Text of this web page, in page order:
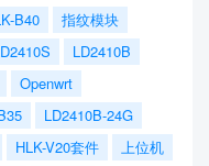
B40
指纹模块
LD2410B
Openwrt
LD2410B-24G
HLK-V20套件
上位机